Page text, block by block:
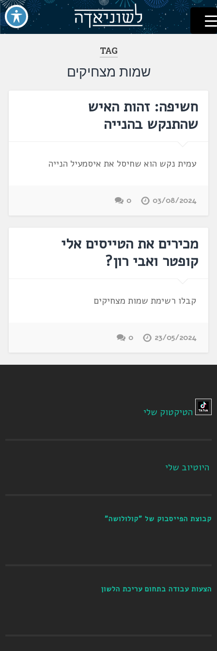
דלג
לתוכן
לשוניאדה
עברית. לשון. שפה
TAG
שמות מצחיקים
חשיפה: זהות האיש
שהתנקש בהנייה
עמית נקש הוא שחיסל את איסמעיל הנייה
03/08/2024
0
מכירים את הטייסים אלי
קופטר ואבי רון?
קבלו רשימת שמות מצחיקים
23/05/2024
0
הטיקטוק שלי
היוטיוב שלי
קבוצת הפייסבוק של "קולולושה"
הצעות עבודה בתחום עריכת הלשון